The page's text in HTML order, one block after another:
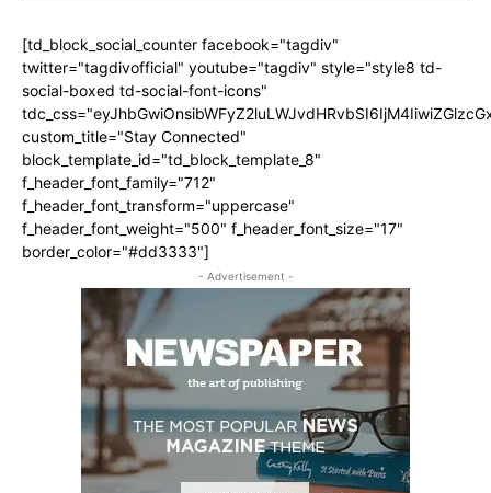
[td_block_social_counter facebook="tagdiv"
twitter="tagdivofficial" youtube="tagdiv" style="style8 td-
social-boxed td-social-font-icons"
custom_title="Stay Connected"
block_template_id="td_block_template_8"
f_header_font_family="712"
f_header_font_transform="uppercase"
f_header_font_weight="500" f_header_font_size="17"
border_color="#dd3333"]
- Advertisement -